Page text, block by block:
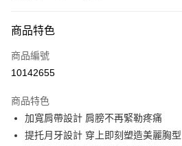
信用卡一次付款
超商取貨付款
運送方式
全家取貨付款
每筆NT$90，滿NT$1,300(含以上)免運費
商品特色
商品編號
10142655
商品特色
加寬肩帶設計 肩膀不再緊勒疼痛
提托月牙設計 穿上即刻塑造美麗胸型